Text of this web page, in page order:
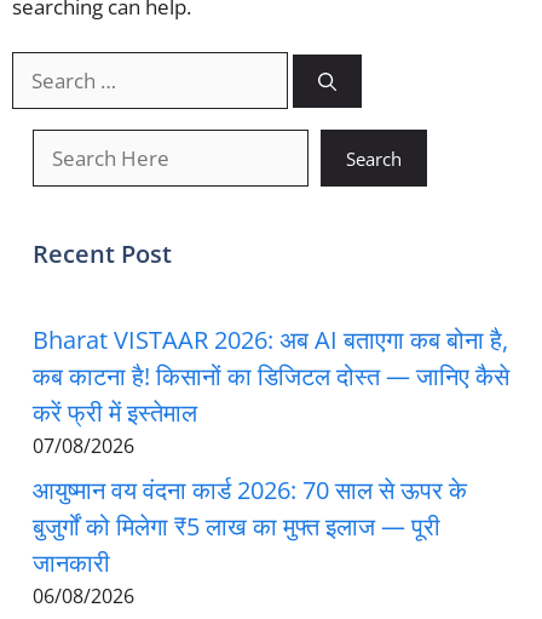
searching can help.
for:
Search
Recent Post
Bharat VISTAAR 2026: अब AI बताएगा कब बोना है,
कब काटना है! किसानों का डिजिटल दोस्त — जानिए कैसे
करें फ्री में इस्तेमाल
07/08/2026
आयुष्मान वय वंदना कार्ड 2026: 70 साल से ऊपर के
बुजुर्गों को मिलेगा ₹5 लाख का मुफ्त इलाज — पूरी
जानकारी
06/08/2026